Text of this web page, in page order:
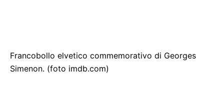
Francobollo elvetico commemorativo di Georges
Simenon. (foto imdb.com)